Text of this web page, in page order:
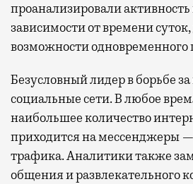
проанализировали
зависимости от времени
возможности одновременного
Безусловный лидер в борьбе
социальные сети. В любое
наибольшее количество
приходится на мессенджеры
трафика. Аналитики также
общения и развлекательного